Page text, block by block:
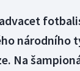
národního
Na